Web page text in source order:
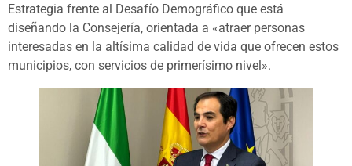
Estrategia frente al Desafío Demográfico que está
diseñando la Consejería, orientada a «atraer personas
interesadas en la altísima calidad de vida que ofrecen estos
municipios, con servicios de primerísimo nivel».